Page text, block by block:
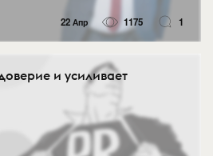
22 Апр 1175 1
и усиливает